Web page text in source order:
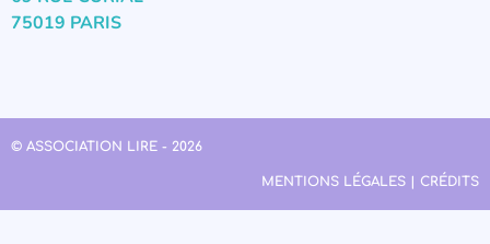
75019 PARIS
© ASSOCIATION LIRE - 2026
MENTIONS LÉGALES | CRÉDITS